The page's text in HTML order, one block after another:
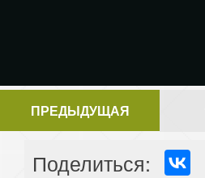
ПРЕДЫДУЩАЯ
Поделиться: